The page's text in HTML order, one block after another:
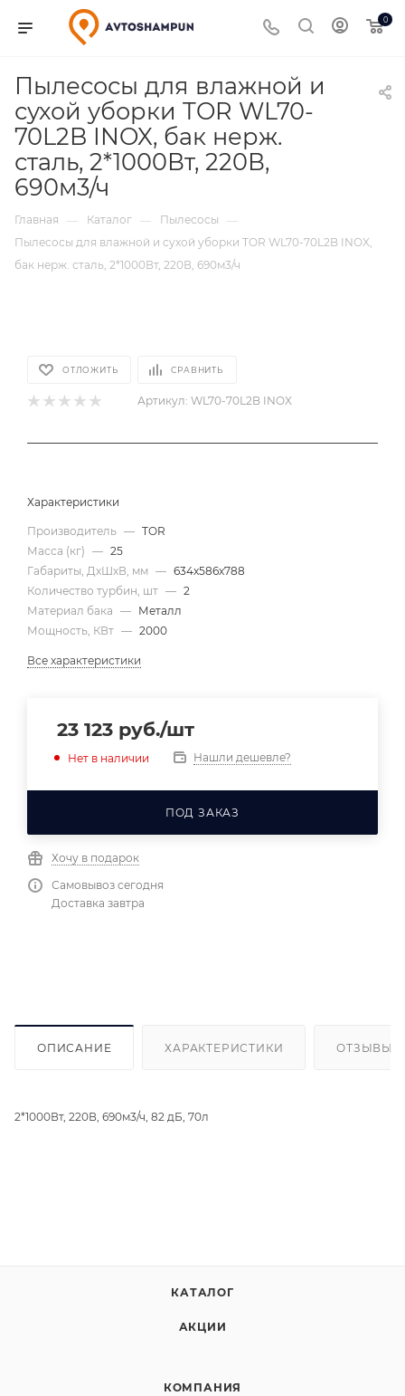
0
Пылесосы для влажной и
сухой уборки TOR WL70-
70L2B INOX, бак нерж.
сталь, 2*1000Вт, 220В,
690м3/ч
Главная — Каталог — Пылесосы
—
Пылесосы для влажной и сухой уборки TOR WL70-70L2B INOX,
бак нерж. сталь, 2*1000Вт, 220В, 690м3/ч
ОТЛОЖИТЬ СРАВНИТЬ
Артикул: WL70-70L2B INOX
Характеристики
Производитель — TOR
Масса (кг) — 25
Габариты, ДхШхВ, мм — 634х586х788
Количество турбин, шт — 2
Материал бака — Металл
Мощность, КВт — 2000
Все характеристики
23 123 руб./шт
Нет в наличии Нашли дешевле?
ПОД ЗАКАЗ
Хочу в подарок
Самовывоз сегодня
Доставка завтра
ОПИСАНИЕ ХАРАКТЕРИСТИКИ ОТЗЫВЫ
2*1000Вт, 220В, 690м3/ч, 82 дБ, 70л
КАТАЛОГ
АКЦИИ
КОМПАНИЯ